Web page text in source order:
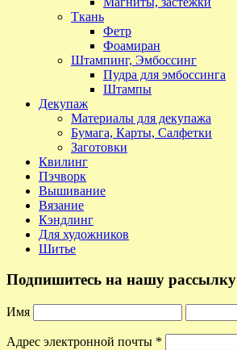
Ткань
Фетр
Фоамиран
Штампинг, Эмбоссинг
Пудра для эмбоссинга
Штампы
Декупаж
Материалы для декупажа
Бумага, Карты, Салфетки
Заготовки
Квилинг
Пэчворк
Вышивание
Вязание
Кэндлинг
Для художников
Шитье
Подпишитесь на нашу рассылку
Имя
Адрес электронной почты *